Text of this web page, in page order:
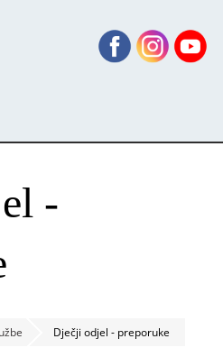
-
Dječji odjel - preporuke